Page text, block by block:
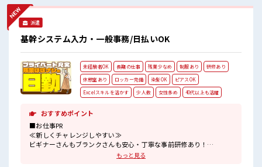
派遣
基幹システム入力・一般事務/日払いOK
未経験者OK 長期の仕事 残業少なめ 制服あり
研修あり
休憩室あり
ロッカー完備 染髪OK
ピアスOK
Excelスキルを活かす
少人数 女性多め 40代以上も活躍
おすすめポイント
■お仕事PR
≪新しくチャレンジしやすい≫
ビギナーさんもブランクさんも安心・丁寧な事前研修あり！
もっと見る